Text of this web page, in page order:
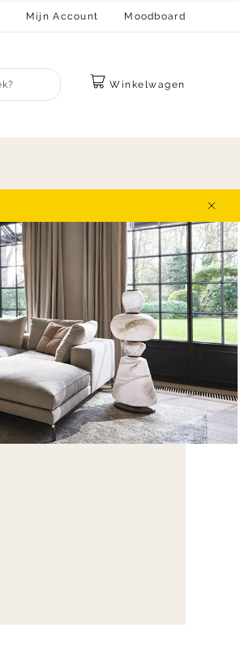
Mijn Account Moodboard
Winkelwagen